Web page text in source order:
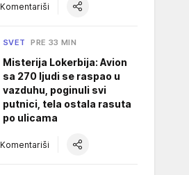
Komentariši
SVET PRE 33 MIN
Misterija Lokerbija: Avion
sa 270 ljudi se raspao u
vazduhu, poginuli svi
putnici, tela ostala rasuta
po ulicama
Komentariši